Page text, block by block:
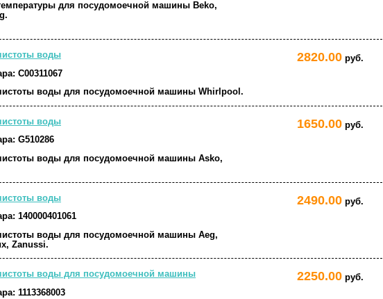
для посудомоечной машины Beko,
воды
C00311067
воды для посудомоечной машины Whirlpool.
2820.00 руб.
воды
G510286
воды для посудомоечной машины Asko,
1650.00 руб.
воды
140000401061
воды для посудомоечной машины Aeg,
Zanussi.
2490.00 руб.
воды для посудомоечной машины
1113368003
2250.00 руб.